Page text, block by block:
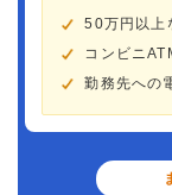
50万円以上
コンビニ
勤務先への